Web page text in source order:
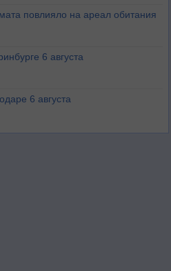
повлияло на ареал обитания
6 августа
6 августа